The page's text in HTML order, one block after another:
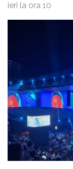
ieri la ora 10